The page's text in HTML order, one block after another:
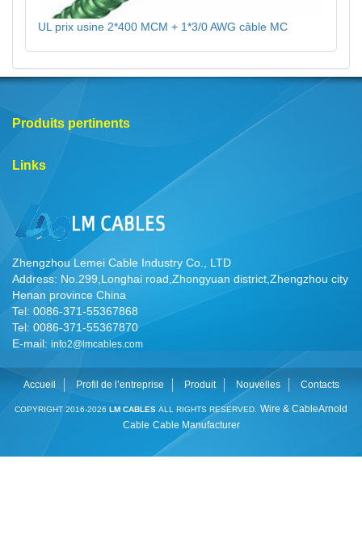
UL prix usine 2*400 MCM + 1*3/0 AWG câble MC
Produits pertinents
Links
Zhengzhou Lemei Cable Industry Co., LTD
Address: No.299,Longhai road,Zhongyuan district,Zhengzhou city
Henan province China
Tel: 0086-371-55367868
Tel: 0086-371-55367870
E-mail: info2@lmcables.com
Accueil Profil de l’entreprise Produit Nouvelles Contacts
COPYRIGHT 2016-2026 LM CABLES ALL RIGHTS RESERVED. Wire & CableArnold
Cable Cable Manufacturer